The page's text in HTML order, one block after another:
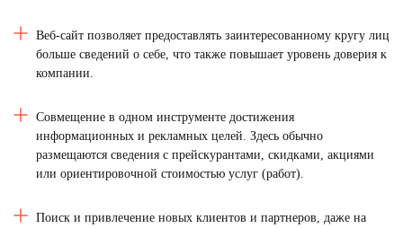
Веб-сайт позволяет предоставлять заинтересованному кругу лиц
больше сведений о себе, что также повышает уровень доверия к
компании.
Совмещение в одном инструменте достижения
информационных и рекламных целей. Здесь обычно
размещаются сведения с прейскурантами, скидками, акциями
или ориентировочной стоимостью услуг (работ).
Поиск и привлечение новых клиентов и партнеров, даже на